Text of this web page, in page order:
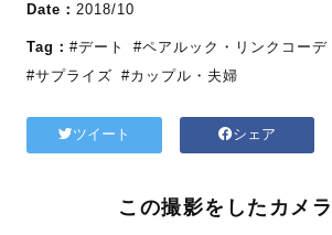
Date： 2018/10
Tag： #デート #ペアルック・リンクコーデ
#サプライズ #カップル・夫婦
ツイート シェア
この撮影をしたカメ